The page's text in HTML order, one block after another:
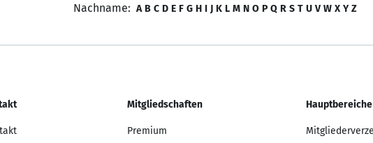
Nachname: A B C D E F G H I J K L M N O P Q R S T U V W X Y Z
Mitgliedschaften
Premium
Hauptbereiche